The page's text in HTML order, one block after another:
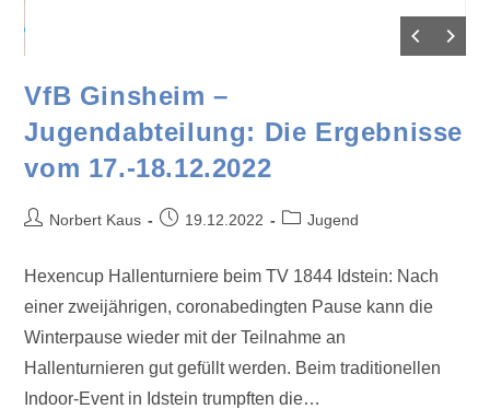
VfB Ginsheim –
Jugendabteilung: Die Ergebnisse
vom 17.-18.12.2022
Norbert Kaus 19.12.2022 Jugend
Hexencup Hallenturniere beim TV 1844 Idstein: Nach
einer zweijährigen, coronabedingten Pause kann die
Winterpause wieder mit der Teilnahme an
Hallenturnieren gut gefüllt werden. Beim traditionellen
Indoor-Event in Idstein trumpften die…